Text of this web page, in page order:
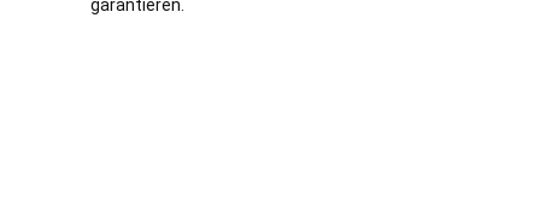
garantieren.